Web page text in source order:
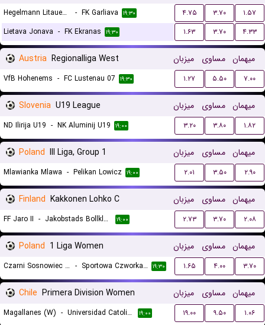
Hegelmann Litauen II - FK Garliava ۱۹:۳۰ ۴.۷۵ ۳.۷۰
۱.۵۷
Lietava Jonava - FK Ekranas ۱۹:۳۰ ۱.۶۳ ۳.۷۰ ۴.۳۳
Austria Regionalliga West میزبان مساوی میهمان
VfB Hohenems - FC Lustenau 07 ۱۹:۳۰ ۱.۲۷ ۵.۵۰ ۷.۰۰
Slovenia U19 League میزبان مساوی میهمان
ND Ilirija U19 - NK Aluminij U19 ۱۹:۰۰ ۳.۲۰ ۳.۸۰ ۱.۸۲
Poland III Liga, Group 1 میزبان مساوی میهمان
Mlawianka Mlawa - Pelikan Lowicz ۱۹:۰۰ ۲.۰۱ ۳.۵۰ ۲.۹۰
Finland Kakkonen Lohko C میزبان مساوی میهمان
FF Jaro II - Jakobstads Bollklubb ۱۹:۰۰ ۲.۷۳ ۳.۷۰ ۲.۰۸
Poland 1 Liga Women میزبان مساوی میهمان
Czarni Sosnowiec II (W) - Sportowa Czworka Radom (W) ۱۹:۳۰ ۱.۶۵ ۴.۰۰ ۳.۷۰
Chile Primera Division Women میزبان مساوی میهمان
Magallanes (W) - Universidad Catolica (W) ۱۹:۰۰ ۱۹.۰۰ ۹.۵۰ ۱.۰۶